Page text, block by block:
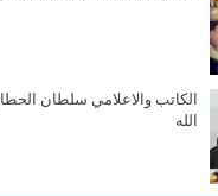
الكاتب والاعلامي سلطان
الله